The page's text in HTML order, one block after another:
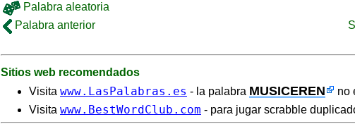
Palabra aleatoria
Palabra anterior
Sitios web recomendados
Visita www.LasPalabras.es - la palabra MUSICEREN
no
Visita www.BestWordClub.com - para jugar scrabble